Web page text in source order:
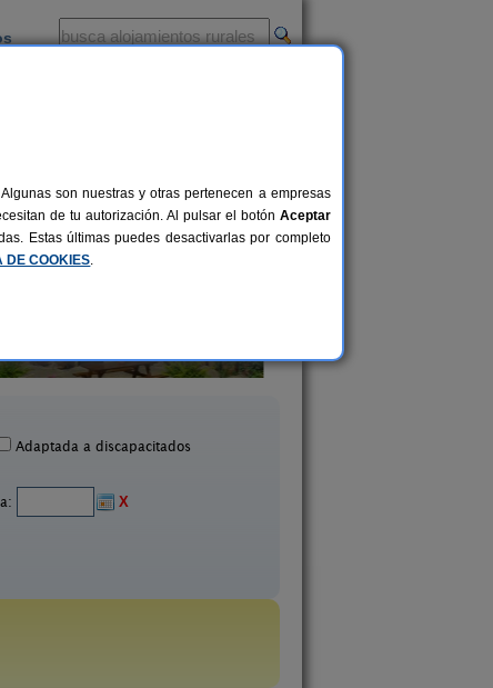
Adaptada a discapacitados
X
son nuestras y otras pertenecen a empresas
de tu autorización. Al pulsar el botón Aceptar
Estas últimas puedes desactivarlas por completo
DE COOKIES.